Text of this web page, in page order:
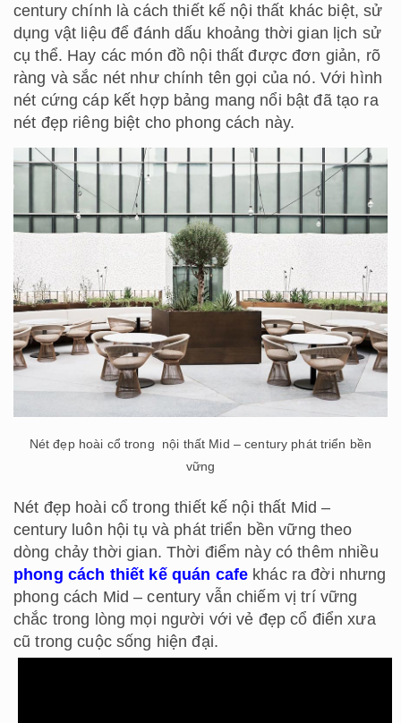
century chính là cách thiết kế nội thất khác biệt, sử
dụng vật liệu để đánh dấu khoảng thời gian lịch sử
cụ thể. Hay các món đồ nội thất được đơn giản, rõ
ràng và sắc nét như chính tên gọi của nó. Với hình
nét cứng cáp kết hợp bảng mang nổi bật đã tạo ra
nét đẹp riêng biệt cho phong cách này.
Nét đẹp hoài cổ trong nội thất Mid – century phát triển bền
vững
Nét đẹp hoài cổ trong thiết kế nội thất Mid –
century luôn hội tụ và phát triển bền vững theo
dòng chảy thời gian. Thời điểm này có thêm nhiều
phong cách thiết kế quán cafe khác ra đời nhưng
phong cách Mid – century vẫn chiếm vị trí vững
chắc trong lòng mọi người với vẻ đẹp cổ điển xưa
cũ trong cuộc sống hiện đại.